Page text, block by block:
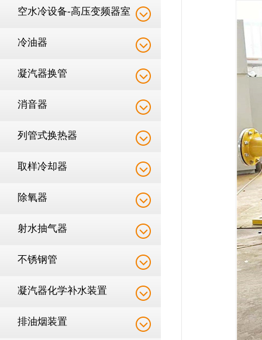
空水冷设备-高压变频器室
降温冷油器
凝汽器换管
消音器
列管式换热器
取样冷却器
除氧器
射水抽气器
不锈钢管
凝汽器化学补水装置
排油烟装置